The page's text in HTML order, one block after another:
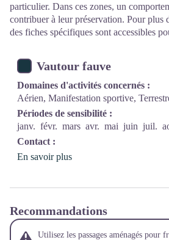
particulier. Dans ces zones, un
contribuer à leur préservation. Pour plus
des fiches spécifiques sont accessibles
Vautour fauve
Domaines d'activités concernés :
Aérien, Manifestation sportive,
Périodes de sensibilité :
janv. févr. mars avr. mai juin juil.
Contact :
En savoir plus
Recommandations
Utilisez les passages aménagés pour